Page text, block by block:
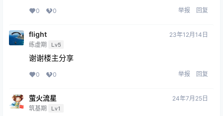
0 0 举报 回复
flight
练虚期 Lv5
23年12月14日
谢谢楼主分享
0 0 举报 回复
萤火流星
筑基期 Lv1
24年7月25日